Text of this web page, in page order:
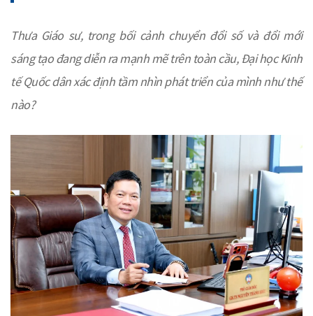
Thưa Giáo sư, trong bối cảnh chuyển đổi số và đổi mới
sáng tạo đang diễn ra mạnh mẽ trên toàn cầu, Đại học Kinh
tế Quốc dân xác định tầm nhìn phát triển của mình như thế
nào?